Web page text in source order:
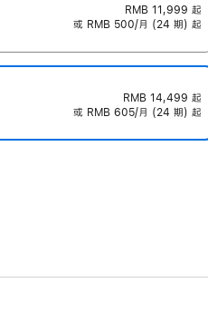
RMB 11,999 起
或 RMB 500/月 (24 期) 起
RMB 14,499 起
或 RMB 605/月 (24 期) 起